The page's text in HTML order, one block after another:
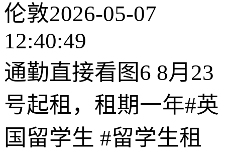
伦敦2026-05-07
12:40:49
通勤直接看图6 8月23
号起租，租期一年#英
国留学生 #留学生租